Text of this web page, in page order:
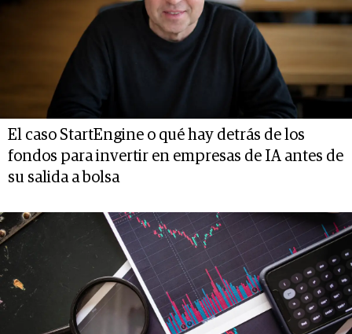
El caso StartEngine o qué hay detrás de los
fondos para invertir en empresas de IA antes de
su salida a bolsa